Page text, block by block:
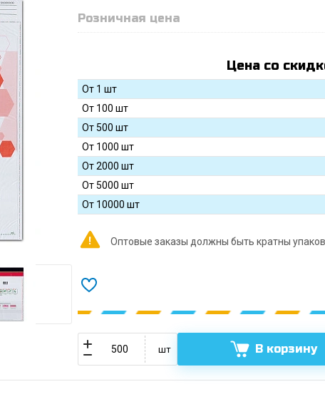
Розничная цена
Цена со
От 1 шт
От 100 шт
От 500 шт
От 1000 шт
От 2000 шт
От 5000 шт
От 10000 шт
Оптовые заказы должны быть кратны
шт В корзину